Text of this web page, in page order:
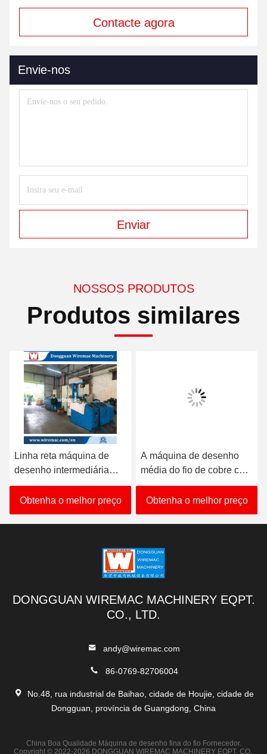
Contacte agora
Envie-nos
Enviar
NOSSOS PRODUTOS
Produtos similares
Linha reta máquina de
desenho intermediária
21D do fio com único
carretel
Obtenha o melhor preço
A máquina de desenho
média do fio de cobre com
o único carretel de 630mm
pega
Obtenha o melhor preço
DONGGUAN WIREMAC MACHINERY EQPT.
CO., LTD.
andy@wiremac.com
86-0769-82706004
No.48, rua industrial de Baihao, cidade de Houjie, cidade de
Dongguan, província de Guangdong, China
China Boa Qualidade Máquina de desenho fina do fio Fornecedor.
Copyright © 2022-2026 DONGGUAN WIREMAC MACHINERY EQPT. CO.,